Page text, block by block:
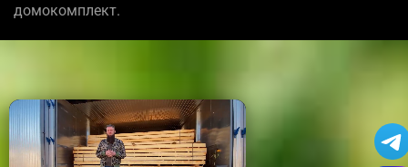
домокомплект.